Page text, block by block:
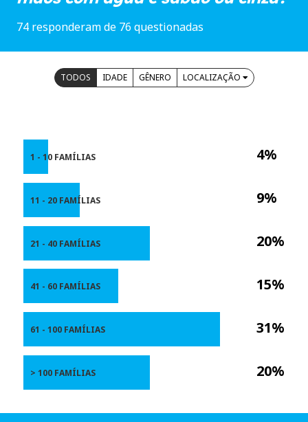
74 responderam de 76 questionadas
TODOS IDADE GÊNERO LOCALIZAÇÃO
4%
9%
20%
15%
31%
20%
1 - 10 FAMÍLIAS
11 - 20 FAMÍLIAS
21 - 40 FAMÍLIAS
41 - 60 FAMÍLIAS
61 - 100 FAMÍLIAS
> 100 FAMÍLIAS